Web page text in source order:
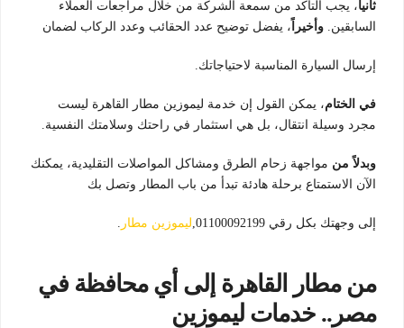
ثانياً، يجب التأكد من سمعة الشركة من خلال مراجعات العملاء
السابقين. وأخيراً ، يفضل توضيح عدد الحقائب وعدد الركاب لضمان
إرسال السيارة المناسبة لاحتياجاتك.
في الختام، يمكن القول إن خدمة ليموزين مطار القاهرة ليست
مجرد وسيلة انتقال، بل هي استثمار في راحتك وسلامتك النفسية.
وبدلاً من مواجهة زحام الطرق ومشاكل المواصلات التقليدية، يمكنك
الآن الاستمتاع برحلة هادئة تبدأ من باب المطار وتصل بك
إلى وجهتك بكل رقي 01100092199, ليموزين مطار
من مطار القاهرة إلى أي محافظة في
مصر.. خدمات ليموزين